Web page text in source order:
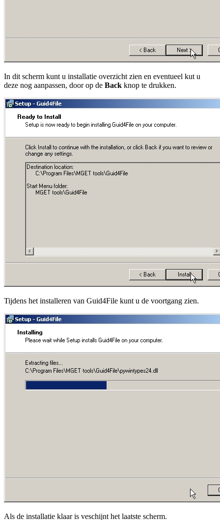
In dit scherm kunt u installatie overzicht zien en eventueel kut u
deze nog aanpassen, door op de Back knop te drukken.
Tijdens het installeren van Guid4File kunt u de voortgang zien.
Als de installatie klaar is veschijnt het laatste scherm.